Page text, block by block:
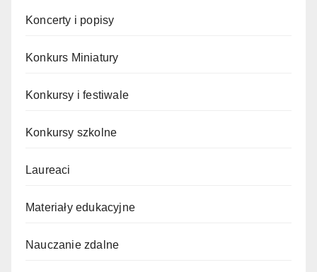
Koncerty i popisy
Konkurs Miniatury
Konkursy i festiwale
Konkursy szkolne
Laureaci
Materiały edukacyjne
Nauczanie zdalne